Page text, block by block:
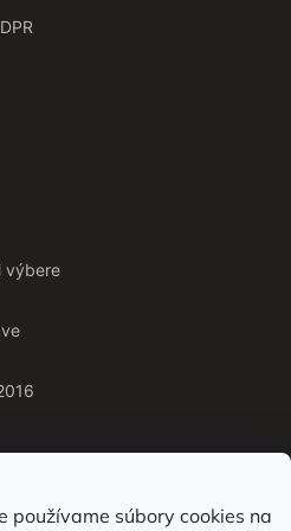
používame súbory cookies na
výbere